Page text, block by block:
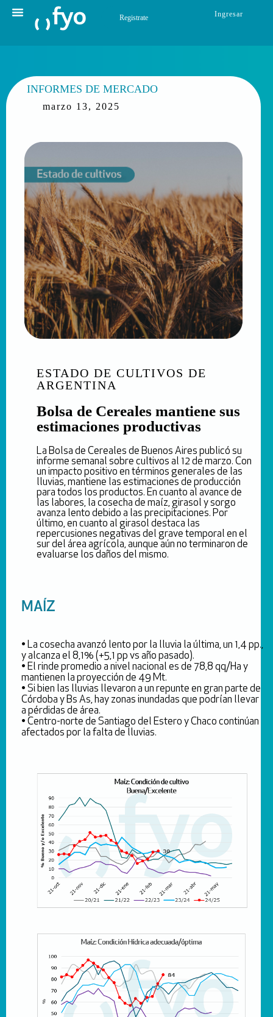
Registrate Ingresar
INFORMES DE MERCADO
marzo 13, 2025
ESTADO DE CULTIVOS DE
ARGENTINA
Bolsa de Cereales mantiene sus
estimaciones productivas
La Bolsa de Cereales de Buenos Aires publicó su
informe semanal sobre cultivos al 12 de marzo. Con
un impacto positivo en términos generales de las
lluvias, mantiene las estimaciones de producción
para todos los productos. En cuanto al avance de
las labores, la cosecha de maíz, girasol y sorgo
avanza lento debido a las precipitaciones. Por
último, en cuanto al girasol destaca las
repercusiones negativas del grave temporal en el
sur del área agrícola, aunque aún no terminaron de
evaluarse los daños del mismo.
MAÍZ
• La cosecha avanzó lento por la lluvia la última, un 1,4 pp.,
y alcanza el 8,1% (+5,1 pp vs año pasado).
• El rinde promedio a nivel nacional es de 78,8 qq/Ha y
mantienen la proyección de 49 Mt.
• Si bien las lluvias llevaron a un repunte en gran parte de
Córdoba y Bs As, hay zonas inundadas que podrían llevar
a pérdidas de área.
• Centro-norte de Santiago del Estero y Chaco continúan
afectados por la falta de lluvias.